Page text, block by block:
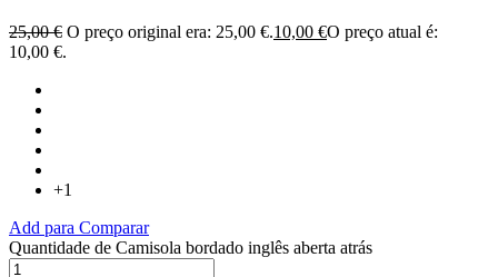
25,00€ O preço original era: 25,00 €.10,00 €O preço atual é:
10,00 €.
+1
Add para Comparar
Quantidade de Camisola bordado inglês aberta atrás